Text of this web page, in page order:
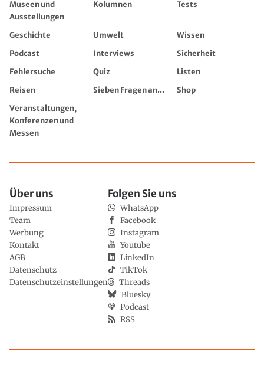
Museen und
Ausstellungen
Kolumnen Tests
Geschichte Umwelt
Wissen
Podcast
Interviews
Sicherheit
Fehlersuche
Quiz
Listen
Reisen
Sieben Fragen an...
Shop
Veranstaltungen,
Konferenzen und
Messen
Über uns
Impressum
Team
Werbung
Kontakt
AGB
Datenschutz
Datenschutzeinstellungen
Folgen Sie uns
WhatsApp
Facebook
Instagram
Youtube
LinkedIn
TikTok
Threads
Bluesky
Podcast
RSS